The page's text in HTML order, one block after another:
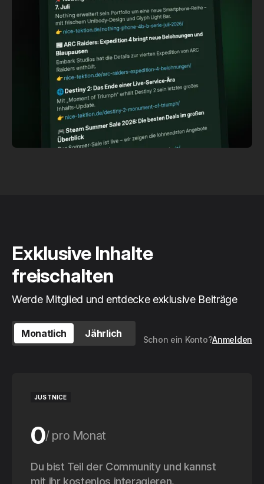
Exklusive Inhalte
freischalten
Werde Mitglied und entdecke exklusive Beiträge
Monatlich Jährlich
Schon ein Konto?Anmelden
JUSTNICE
0 pro Monat
0 pro Jahr
Du bist Teil der Community und kannst
mit ihr kostenlos interagieren.